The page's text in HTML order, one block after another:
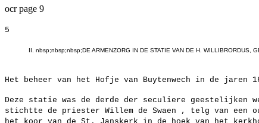
ocr page 9
5
II. nbsp;nbsp;nbsp;DE ARMENZORG IN DE STATIE VAN DE H. WILLIBRORDUS,
Het beheer van het Hofje van Buytenwech in de jaren
Deze statie was de derde der seculiere geestelijken
stichtte de priester Willem de Swaen , telg van een